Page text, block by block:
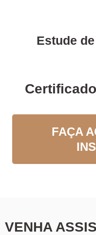
Estude
FAÇA
VENHA